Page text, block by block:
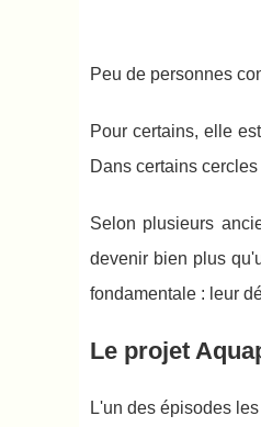
Peu de personnes
Pour certains, elle
Dans certains
Selon plusieurs
devenir bien plus
fondamentale : leur
Le projet
L'un des épisodes